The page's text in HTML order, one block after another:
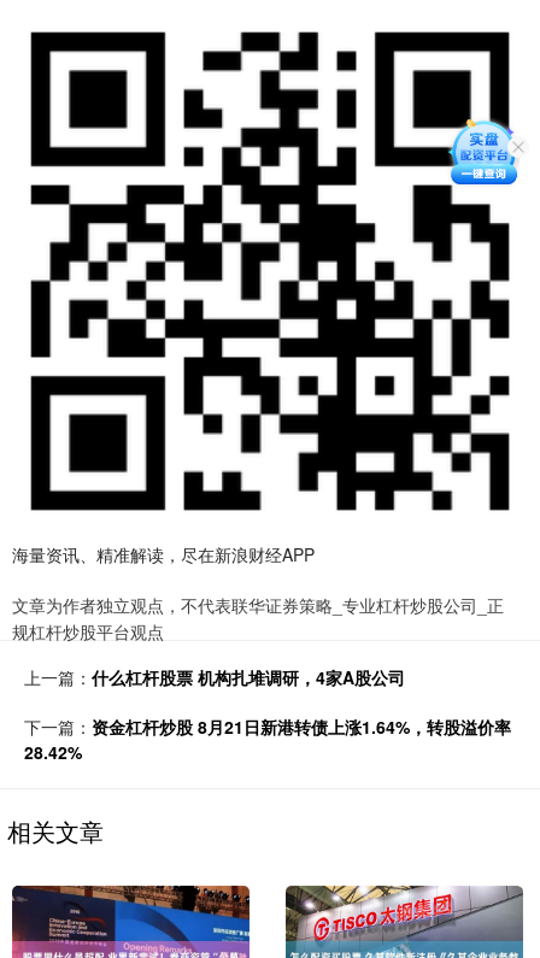
海量资讯、精准解读，尽在新浪财经APP
文章为作者独立观点，不代表联华证券策略_专业杠杆炒股公司_正
规杠杆炒股平台观点
上一篇： 什么杠杆股票 机构扎堆调研，4家A股公司
下一篇： 资金杠杆炒股 8月21日新港转债上涨1.64%，转股溢价率
28.42%
相关文章